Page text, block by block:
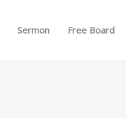
Sermon Free Board